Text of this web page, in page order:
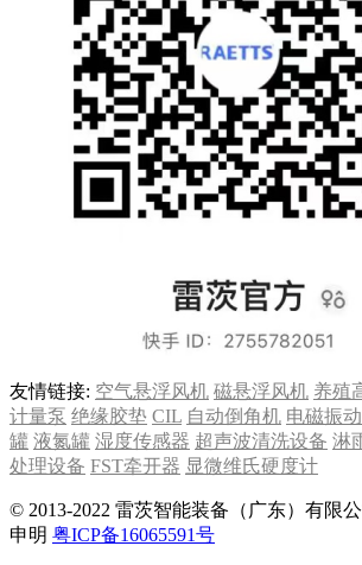
友情链接: 空气悬浮风机 磁悬浮风机 养殖
计量泵 绝缘胶垫 CIL 自动倒角机 电磁振
罐 液氮罐 湿度传感器 超声波清洗设备 淋
处理设备 FST牵开器 显微维氏硬度计
© 2013-2022 雷茨智能装备（广东）有限
申明 粤ICP备16065591号